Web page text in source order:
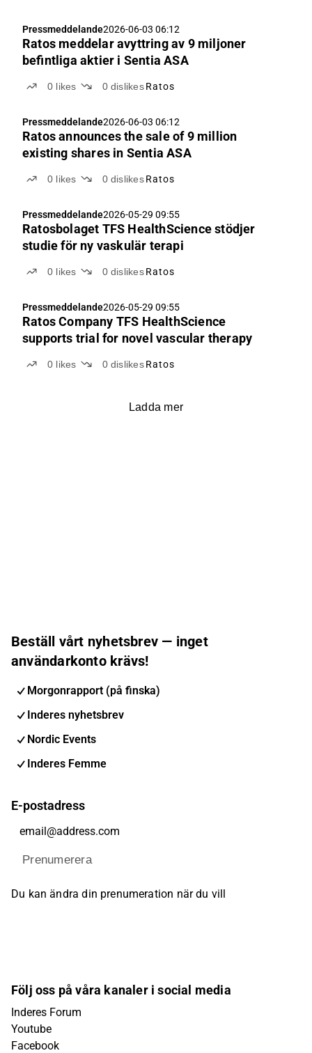
Pressmeddelande2026-06-03 06:12
Ratos meddelar avyttring av 9 miljoner
befintliga aktier i Sentia ASA
0 likes 0 dislikes Ratos
Pressmeddelande2026-06-03 06:12
Ratos announces the sale of 9 million
existing shares in Sentia ASA
0 likes 0 dislikes Ratos
Pressmeddelande2026-05-29 09:55
Ratosbolaget TFS HealthScience stödjer
studie för ny vaskulär terapi
0 likes 0 dislikes Ratos
Pressmeddelande2026-05-29 09:55
Ratos Company TFS HealthScience
supports trial for novel vascular therapy
0 likes 0 dislikes Ratos
Ladda mer
Beställ vårt nyhetsbrev — inget
användarkonto krävs!
Morgonrapport (på finska)
Inderes nyhetsbrev
Nordic Events
Inderes Femme
E-postadress
Prenumerera
Du kan ändra din prenumeration när du vill
Följ oss på våra kanaler i social media
Inderes Forum
Youtube
Facebook